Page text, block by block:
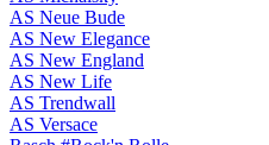
AS Neue Bude
AS New Elegance
AS New England
AS New Life
AS Trendwall
AS Versace